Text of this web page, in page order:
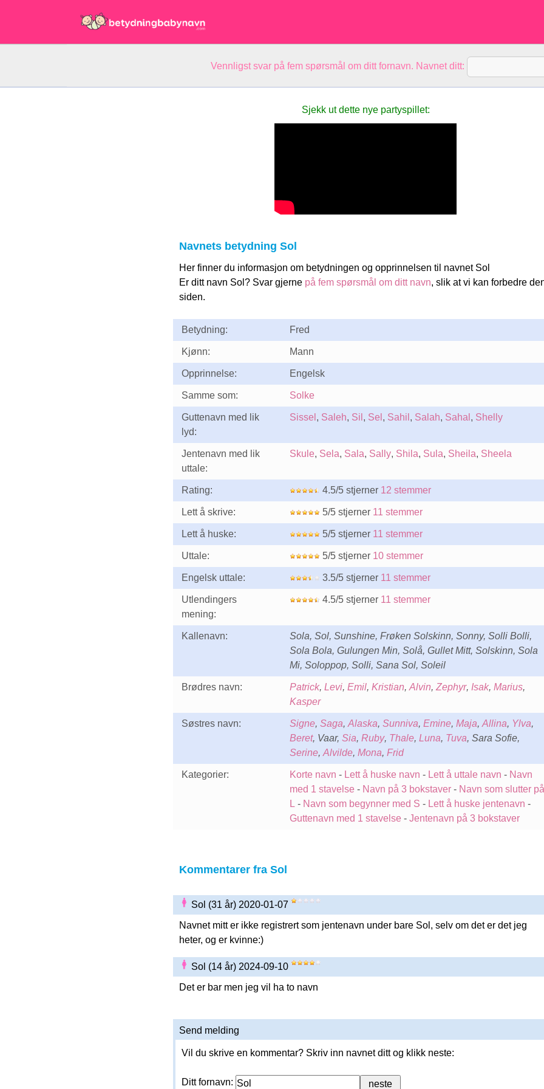
Vennligst svar på fem spørsmål om ditt fornavn. Navnet ditt:
Sjekk ut dette nye partyspillet:
Navnets betydning Sol
Her finner du informasjon om betydningen og opprinnelsen til navnet Sol
Er ditt navn Sol? Svar gjerne på fem spørsmål om ditt navn, slik at vi kan forbedre
siden.
Betydning: Fred
Kjønn: Mann
Opprinnelse: Engelsk
Samme som: Solke
Guttenavn med lik
lyd:
Sissel , Saleh, Sil , Sel , Sahil , Salah, Sahal , Shelly
Jentenavn med lik
uttale:
Skule, Sela, Sala, Sally, Shila, Sula, Sheila, Sheela
Rating: 4.5/5 stjerner 12 stemmer
Lett å skrive: 5/5 stjerner 11 stemmer
Lett å huske: 5/5 stjerner 11 stemmer
Uttale: 5/5 stjerner 10 stemmer
Engelsk uttale: 3.5/5 stjerner 11 stemmer
Utlendingers
mening:
4.5/5 stjerner 11 stemmer
Kallenavn:
Sola, Sol, Sunshine, Frøken Solskinn, Sonny, Solli Bolli,
Sola Bola, Gulungen Min, Solå, Gullet Mitt, Solskinn, Sola
Mi, Soloppop, Solli, Sana Sol, Soleil
Brødres navn: Patrick, Levi, Emil, Kristian, Alvin, Zephyr, Isak, Marius,
Kasper
Søstres navn: Signe, Saga, Alaska, Sunniva, Emine, Maja, Allina, Ylva,
Beret, Vaar, Sia, Ruby, Thale, Luna, Tuva, Sara Sofie,
Serine, Alvilde, Mona, Frid
Kategorier: Korte navn - Lett å huske navn - Lett å uttale navn - Navn
med 1 stavelse- Navn på 3 bokstaver- Navn som slutter på
L - Navn som begynner med S - Lett å huske jentenavn -
Guttenavn med 1 stavelse- Jentenavn på 3 bokstaver
Kommentarer fra Sol
Sol (31 år) 2020-01-07
Navnet mitt er ikke registrert som jentenavn under bare Sol, selv om det er det jeg
heter, og er kvinne:)
Sol (14 år) 2024-09-10
Det er bar men jeg vil ha to navn
Send melding
Vil du skrive en kommentar? Skriv inn navnet ditt og klikk neste:
Ditt fornavn: